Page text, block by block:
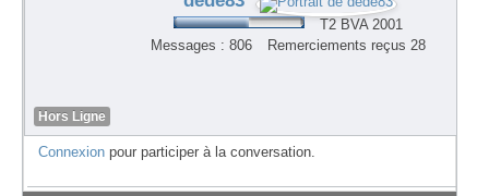
T2 BVA 2001
Messages : 806
Remerciements reçus 28
Hors Ligne
Connexion pour participer à la conversation.